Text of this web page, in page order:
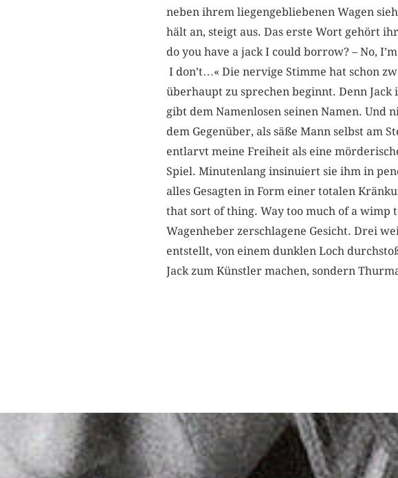
neben ihrem liegengebliebenen Wagen
hält an, steigt aus. Das erste Wort gehört
do you have a jack I could borrow? – No,
I don’t…« Die nervige Stimme hat schon
überhaupt zu sprechen beginnt. Denn
gibt dem Namenlosen seinen Namen.
dem Gegenüber, als säße Mann selbst am
entlarvt meine Freiheit als eine
Spiel. Minutenlang insinuiert sie ihm in
alles Gesagten in Form einer totalen
that sort of thing. Way too much of a wimp
Wagenheber zerschlagene Gesicht. Drei
entstellt, von einem dunklen Loch
Jack zum Künstler machen, sondern